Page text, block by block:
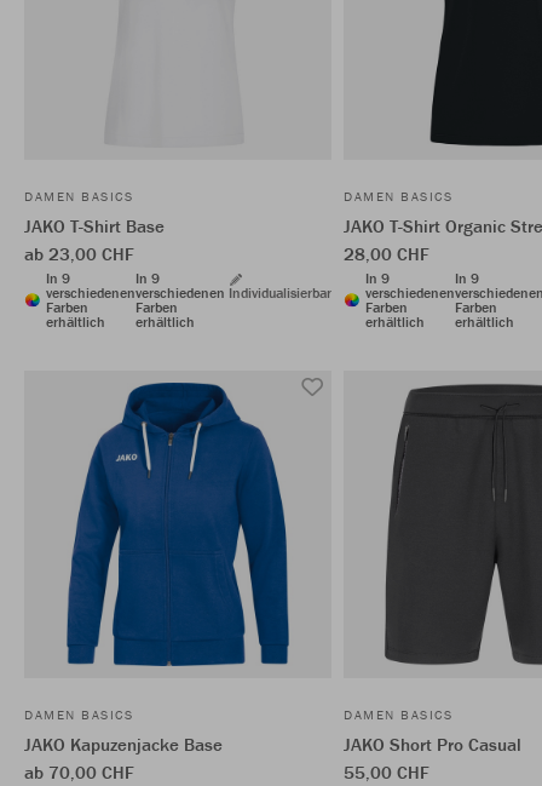
DAMEN BASICS
JAKO T-Shirt Base
ab 23,00 CHF
In 9
verschiedenen
Farben
erhältlich
In 9
verschiedenen
Farben
erhältlich
Individualisierbar
DAMEN BASICS
JAKO T-Shirt Organic
28,00 CHF
In 9
verschiedenen
Farben
erhältlich
In 9
Farben
erhältlich
DAMEN BASICS
JAKO Kapuzenjacke Base
ab 70,00 CHF
DAMEN BASICS
JAKO Short Pro Casual
55,00 CHF